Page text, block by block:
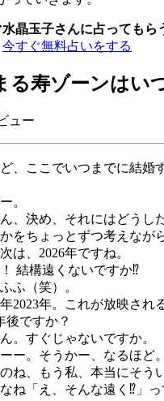
晶玉子さんに占ってもら
今すぐ無料占いをする
る寿ゾーンはい
ど、ここでいつまでに結婚
。
ん、決め、それにはどうし
をちょっとずつ考えなが
は、2026年ですね。
！ 結構遠くないですか⁉
ふふ（笑）。
年2023年。これが放映され
ですか？
ん。すぐじゃないですか。
ーー。そうかー、なるほど
のね、もう私、本当にそう
ね「え、そんな遠く⁉」